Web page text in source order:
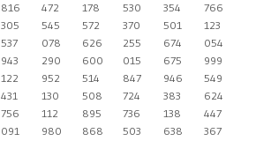
816 472 178 530 354
766
305 545 572 370 501
123
537 078 626 255 674
054
943 290 600 015 675
999
122 952 514 847 946
549
431 130 508 724 383
624
756 112 895 736 138
447
091 980 868 503 638
367